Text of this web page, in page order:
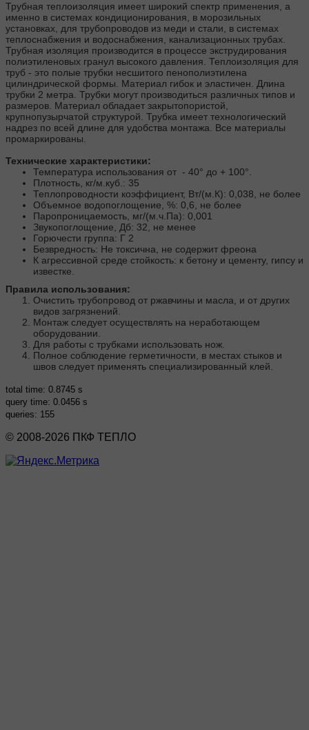
Трубная теплоизоляция имеет широкий спектр применения, а
именно в системах кондиционирования, в морозильных
установках, для трубопроводов из меди и стали, в системах
теплоснабжения и водоснабжения, канализационных трубах.
Трубная изоляция производится в процессе экструдирования
полиэтиленовых гранул высокого давления. Теплоизоляция для
труб - это полые трубки несшитого пенополиэтилена
цилиндрической формы. Материал гибок и эластичен. Длина
трубки 2 метра. Трубки могут производиться различных типов и
размеров. Материал обладает закрытопористой,
крупнопузырчатой структурой. Трубка имеет технологический
надрез по всей длине для удобства монтажа. Все материалы
промаркированы.
Технические характеристики:
Температура использования от - 40° до + 100°.
Плотность, кг/м.куб.: 35
Теплопроводности коэффициент, Вт/(м.К): 0,038, не более
Объемное водопоглoщение, %: 0,6, не более
Паропроницаемость, мг/(м.ч.Па): 0,001
Звукопоглощение, Дб: 32, не менее
Горючести группа: Г 2
Безвредность: Не токсична, не содержит фреона
К агрессивной среде стойкость: к бетону и цементу, гипсу и
известке.
Правила использования:
Очистить трубопровод от ржавчины и масла, и от других
видов загрязнений.
Монтаж следует осуществлять на неработающем
оборудовании.
Для работы с трубками использовать нож.
Полное соблюдение герметичности, в местах стыков и
швов следует применять специализированный клей.
total time: 0.8745 s
query time: 0.0456 s
queries: 155
© 2008-2026 ПКФ ТЕПЛО